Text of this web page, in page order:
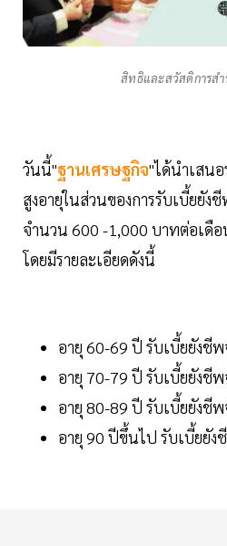
สิทธิและสวัสดิการส
วันนี้"ฐานเศรษฐกิจ"ได้นำเสน
สูงอายุในส่วนของการรับเบี้ยยัง
จำนวน 600 -1,000 บาทต่อเดื
โดยมีรายละเอียดดังนี้
อายุ 60-69 ปี รับเบี้ยยังชี
อายุ 70-79 ปี รับเบี้ยยังชี
อายุ 80-89 ปี รับเบี้ยยัง
อายุ 90 ปีขึ้นไป รับเบี้ยยั